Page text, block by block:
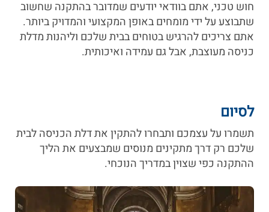
חוש טכני, אתם בוודאי יודעים שמדובר בהתקנה שחשוב
שתבוצע על ידי מומחים באופן המקצועי והמדויק ביותר.
אתם צריכים להרגיש בטוחים בבית שלכם וליהנות מדלת
כניסה מעוצבת, אבל גם עמידה ואיכותית.
לסיום
תשמרו על עצמכם ותבחרו להתקין את דלת הכניסה לבית
שלכם רק דרך מתקינים מנוסים שמבצעים את הליך
ההתקנה כפי שצוין במדריך הנוכחי.